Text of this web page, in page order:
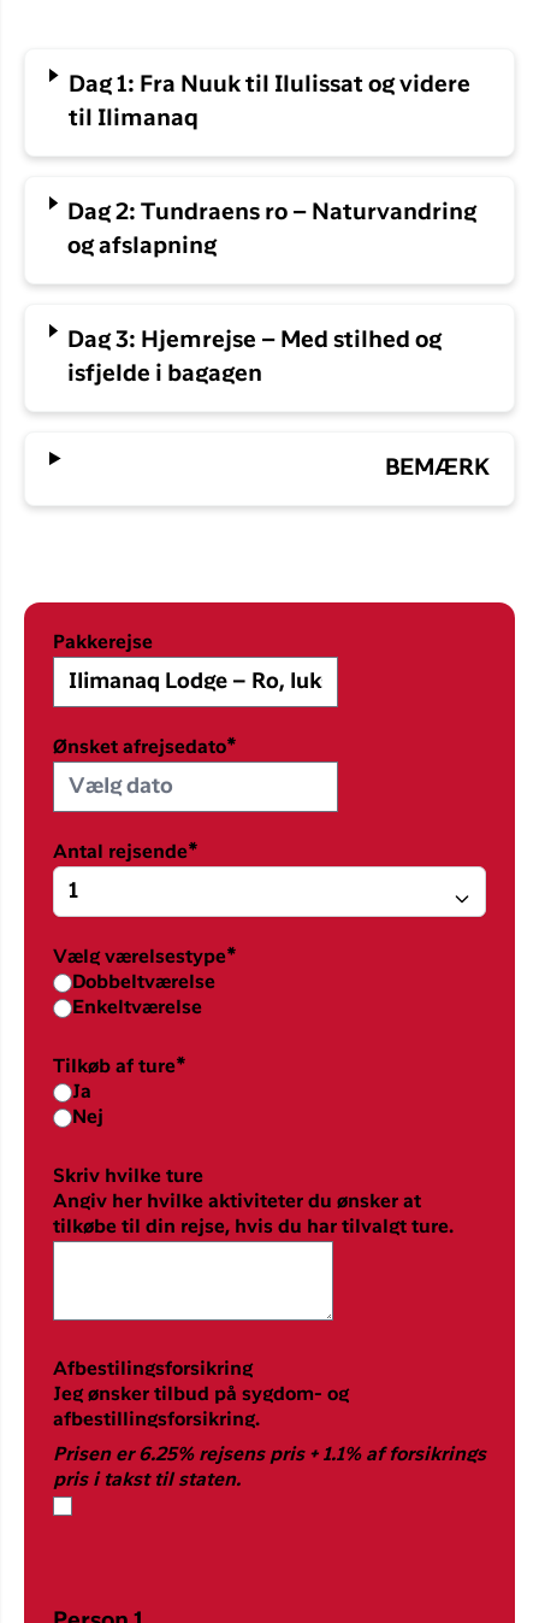
Dag 1: Fra Nuuk til Ilulissat og videre
til Ilimanaq
Dag 2: Tundraens ro – Naturvandring
og afslapning
Dag 3: Hjemrejse – Med stilhed og
isfjelde i bagagen
BEMÆRK
Pakkerejse
Ønsket afrejsedato*
Antal rejsende*
Vælg værelsestype*
Dobbeltværelse
Enkeltværelse
Tilkøb af ture*
Ja
Nej
Skriv hvilke ture
Angiv her hvilke aktiviteter du ønsker at
tilkøbe til din rejse, hvis du har tilvalgt ture.
Afbestilingsforsikring
Jeg ønsker tilbud på sygdom- og
afbestillingsforsikring.
Prisen er 6.25% rejsens pris + 1.1% af forsikrings
pris i takst til staten.